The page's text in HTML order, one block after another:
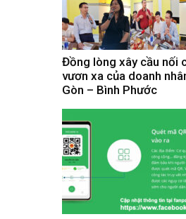
Đồng lòng xây cầu nối
vươn xa của doanh
Gòn – Bình Phước